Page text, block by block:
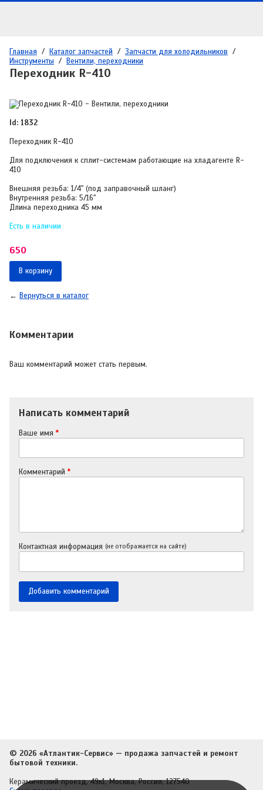
Главная / Каталог запчастей / Запчасти для холодильников /
Инструменты / Вентили, переходники
Переходник R-410
Id: 1832
Переходник R-410
Для подключения к сплит-системам работающие на хладагенте R-
410
Внешняя резьба: 1/4" (под заправочный шланг)
Внутренняя резьба: 5/16"
Длина переходника 45 мм
Есть в наличии
650
В корзину
← Вернуться в каталог
Комментарии
Ваш комментарий может стать первым.
Написать комментарий
Ваше имя *
Комментарий *
Контактная информация (не отображается на сайте)
© 2026 «Атлантик-Сервис» — продажа запчастей и ремонт
бытовой техники.
Керамический проезд, 49к1, Москва, Россия, 127540